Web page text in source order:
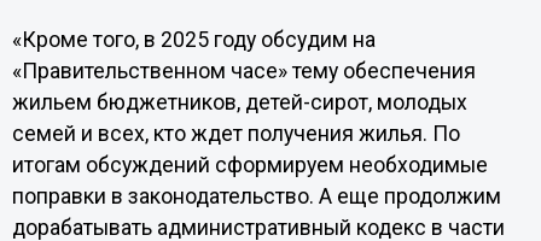
«Кроме того, в 2025 году обсудим на
«Правительственном часе» тему обеспечения
жильем бюджетников, детей-сирот, молодых
семей и всех, кто ждет получения жилья. По
итогам обсуждений сформируем необходимые
поправки в законодательство. А еще продолжим
дорабатывать административный кодекс в части